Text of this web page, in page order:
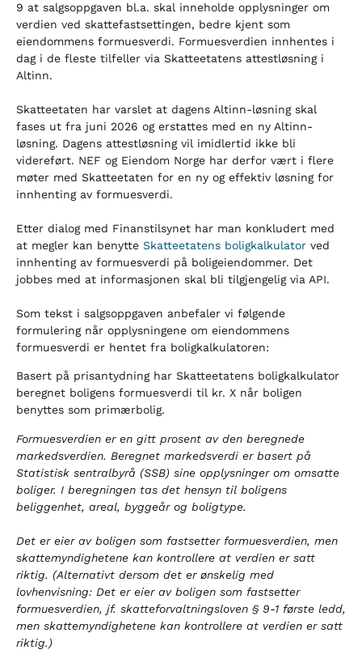
9 at salgsoppgaven bl.a. skal inneholde opplysninger om
verdien ved skattefastsettingen, bedre kjent som
eiendommens formuesverdi. Formuesverdien innhentes i
dag i de fleste tilfeller via Skatteetatens attestløsning i
Altinn.
Skatteetaten har varslet at dagens Altinn-løsning skal
fases ut fra juni 2026 og erstattes med en ny Altinn-
løsning. Dagens attestløsning vil imidlertid ikke bli
videreført. NEF og Eiendom Norge har derfor vært i flere
møter med Skatteetaten for en ny og effektiv løsning for
innhenting av formuesverdi.
Etter dialog med Finanstilsynet har man konkludert med
at megler kan benytte Skatteetatens boligkalkulator ved
innhenting av formuesverdi på boligeiendommer. Det
jobbes med at informasjonen skal bli tilgjengelig via API.
Som tekst i salgsoppgaven anbefaler vi følgende
formulering når opplysningene om eiendommens
formuesverdi er hentet fra boligkalkulatoren:
Basert på prisantydning har Skatteetatens boligkalkulator
beregnet boligens formuesverdi til kr. X når boligen
benyttes som primærbolig.
Formuesverdien er en gitt prosent av den beregnede
markedsverdien. Beregnet markedsverdi er basert på
Statistisk sentralbyrå (SSB) sine opplysninger om omsatte
boliger. I beregningen tas det hensyn til boligens
beliggenhet, areal, byggeår og boligtype.
Det er eier av boligen som fastsetter formuesverdien, men
skattemyndighetene kan kontrollere at verdien er satt
riktig. (Alternativt dersom det er ønskelig med
lovhenvisning: Det er eier av boligen som fastsetter
formuesverdien, jf. skatteforvaltningsloven § 9-1 første ledd,
men skattemyndighetene kan kontrollere at verdien er satt
riktig.)